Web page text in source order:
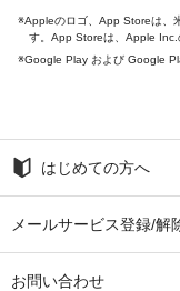
Appleのロゴ、App Storeは、
す。App Storeは、Apple Inc.
Google Play および Google
はじめての方へ
メールサービス登録/解
お問い合わせ